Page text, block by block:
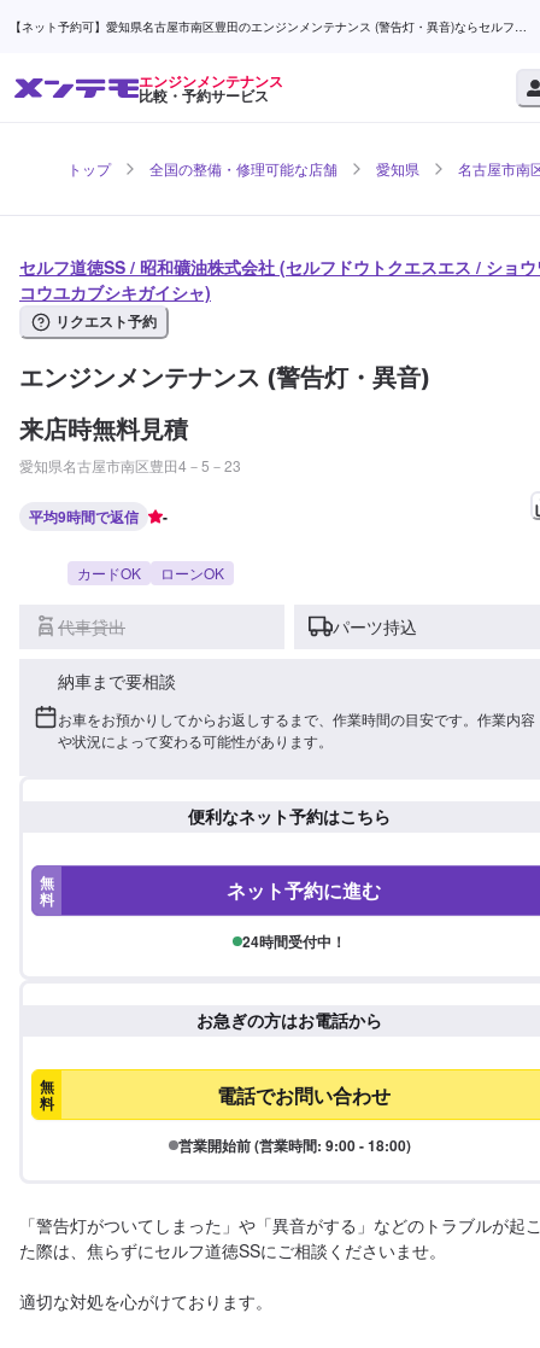
【ネット予約可】愛知県名古屋市南区豊田のエンジンメンテナンス (警告灯・異音)ならセルフ道
エンジンメンテナンス
比較・予約サービス
トップ 全国の整備・修理可能な店舗 愛知県 名古屋市南
セルフ道徳SS / 昭和礦油株式会社 (セルフドウトクエスエス / ショ
コウユカブシキガイシャ)
リクエスト予約
エンジンメンテナンス (警告灯・異音)
来店時無料見積
愛知県名古屋市南区豊田4－5－23
平均9時間で返信 -
カードOK ローンOK
代車貸出 パーツ持込
納車まで要相談
お車をお預かりしてからお返しするまで、作業時間の目安です。作業内容
や状況によって変わる可能性があります。
便利なネット予約はこちら
無
料 ネット予約に進む
24時間受付中！
お急ぎの方はお電話から
無
料 電話でお問い合わせ
営業開始前 (営業時間: 9:00 - 18:00)
「警告灯がついてしまった」や「異音がする」などのトラブルが起
た際は、焦らずにセルフ道徳SSにご相談くださいませ。
適切な対処を心がけております。